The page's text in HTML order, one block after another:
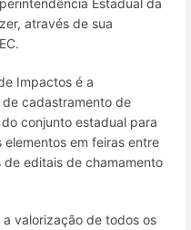
Estadual da
através de sua
Impactos é a
cadastramento de
conjunto estadual para
em feiras entre
editais de chamamento
valorização de todos os